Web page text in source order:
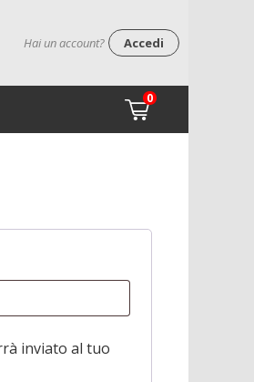
Hai un account? Accedi
0
inviato al tuo